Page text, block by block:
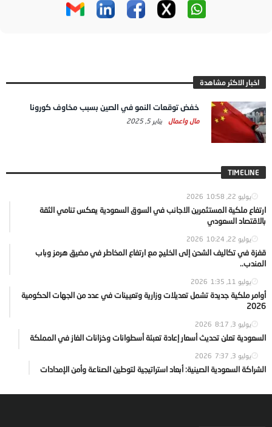
اخبار الاكثر مشاهدة
خفض توقعات النمو في الصين بسبب مخاوف كورونا
مال واعمال يناير 5, 2025
TIMELINE
يوليو 22, 2026 10:58
ارتفاع ملكية المستثمرين الاجانب في السوق السعودية يعكس تنامي الثقة
بالاقتصاد السعودي
يوليو 22, 2026 10:24
قفزة في تكاليف الشحن إلى الخليج مع ارتفاع المخاطر في مضيق هرمز وباب
المندب..
يوليو 11, 2026 1:35
أوامر ملكية جديدة تشمل تعديلات وزارية وتعيينات في عدد من الجهات الحكومية
2026
يوليو 3, 2026 8:17
السعودية تعلن تحديث أسعار إعادة تعبئة أسطوانات وخزانات الغاز في المملكة
يوليو 3, 2026 7:37
الشراكة السعودية الصينية: أبعاد استراتيجية لتوطين الصناعة وأمن الإمدادات